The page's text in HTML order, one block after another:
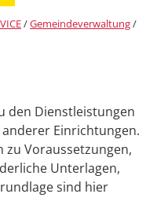
/Gemeindeverwaltung/
den Dienstleistungen
Einrichtungen.
Voraussetzungen,
Unterlagen,
sind hier